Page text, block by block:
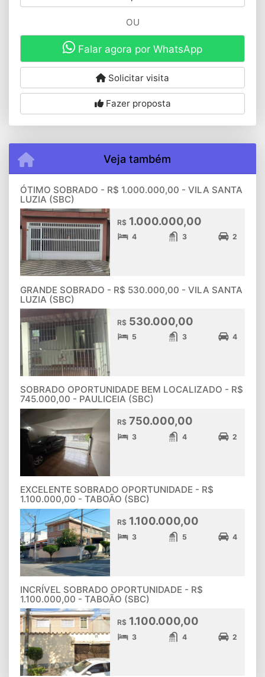
OU
Falar agora por WhatsApp
Solicitar visita
Fazer proposta
Veja também
ÓTIMO SOBRADO - R$ 1.000.000,00 - VILA SANTA
LUZIA (SBC)
R$ 1.000.000,00
4 3 2
GRANDE SOBRADO - R$ 530.000,00 - VILA SANTA
LUZIA (SBC)
R$ 530.000,00
5 3 4
SOBRADO OPORTUNIDADE BEM LOCALIZADO - R$
745.000,00 - PAULICEIA (SBC)
R$ 750.000,00
3 4 2
EXCELENTE SOBRADO OPORTUNIDADE - R$
1.100.000,00 - TABOÃO (SBC)
R$ 1.100.000,00
3 5 4
INCRÍVEL SOBRADO OPORTUNIDADE - R$
1.100.000,00 - TABOÃO (SBC)
R$ 1.100.000,00
3 4 2